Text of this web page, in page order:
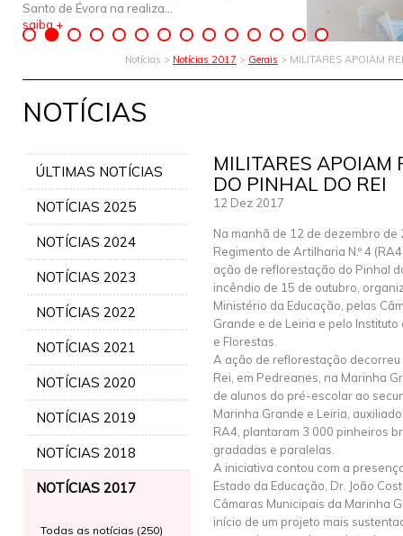
Santo de Évora na realiza...
saiba +
Notícias > Notícias 2017 > Gerais > MILITARES APOIAM
NOTÍCIAS
ÚLTIMAS NOTÍCIAS
NOTÍCIAS 2025
NOTÍCIAS 2024
NOTÍCIAS 2023
NOTÍCIAS 2022
NOTÍCIAS 2021
NOTÍCIAS 2020
NOTÍCIAS 2019
NOTÍCIAS 2018
NOTÍCIAS 2017
Todas as notícias (250)
MILITARES APOIAM
DO PINHAL DO REI
12 Dez 2017
Na manhã de 12 de dezembro de
Regimento de Artilharia N.º 4
ação de reflorestação do Pinhal
incêndio de 15 de outubro,
Ministério da Educação, pelas
Grande e de Leiria e pelo
e Florestas.
A ação de reflorestação
Rei, em Pedreanes, na Marinha
de alunos do pré-escolar ao
Marinha Grande e Leiria,
RA4, plantaram 3 000 pinheiros
gradadas e paralelas.
A iniciativa contou com a
Estado da Educação, Dr. João
Câmaras Municipais da Marinha
início de um projeto mais